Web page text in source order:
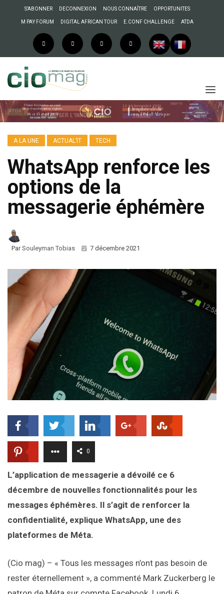
S’ABONNER DECONNEXION NOUS CONNAÎTRE OPPORTUNITES
M PAY FORUM DIGITAL AFRICAN TOUR E.CONF CHALLENGE ATDA
A LA UNE ACTUAL’IT TECH
WhatsApp renforce les
options de la
messagerie éphémère
ParSouleyman Tobias 7 décembre 2021
0
L’application de messagerie a dévoilé ce 6
décembre de nouvelles fonctionnalités pour les
messages éphémères. Il s’agit de renforcer la
confidentialité, explique WhatsApp, une des
plateformes de Méta.
(Cio mag) – « Tous les messages n’ont pas besoin de
rester éternellement », a commenté Mark Zuckerberg le